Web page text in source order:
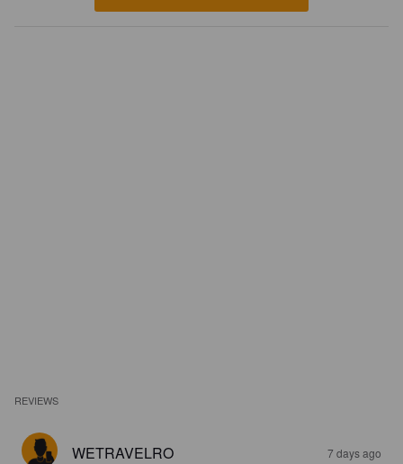
REVIEWS
WETRAVELRO 7 days ago